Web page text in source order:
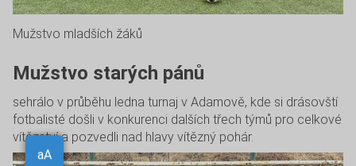
Aa
Mužstvo mladších žáků
Mužstvo starých pánů
sehrálo v průběhu ledna turnaj v Adamově, kde si drásovští
fotbalisté došli v konkurenci dalších třech týmů pro celkové
vítězství a pozvedli nad hlavy vítězný pohár.